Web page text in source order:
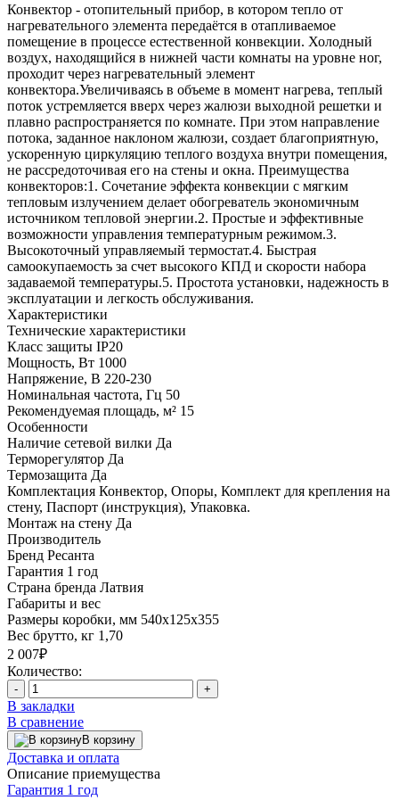
Конвектор - отопительный прибор, в котором тепло от
нагревательного элемента передаётся в отапливаемое
помещение в процессе естественной конвекции. Холодный
воздух, находящийся в нижней части комнаты на уровне ног,
проходит через нагревательный элемент
конвектора.Увеличиваясь в объеме в момент нагрева, теплый
поток устремляется вверх через жалюзи выходной решетки и
плавно распространяется по комнате. При этом направление
потока, заданное наклоном жалюзи, создает благоприятную,
ускоренную циркуляцию теплого воздуха внутри помещения,
не рассредоточивая его на стены и окна. Преимущества
конвекторов:1. Сочетание эффекта конвекции с мягким
тепловым излучением делает обогреватель экономичным
источником тепловой энергии.2. Простые и эффективные
возможности управления температурным режимом.3.
Высокоточный управляемый термостат.4. Быстрая
самоокупаемость за счет высокого КПД и скорости набора
задаваемой температуры.5. Простота установки, надежность в
эксплуатации и легкость обслуживания.
Характеристики
Технические характеристики
Класс защиты IP20
Мощность, Вт 1000
Напряжение, В 220-230
Номинальная частота, Гц 50
Рекомендуемая площадь, м² 15
Особенности
Наличие сетевой вилки Да
Терморегулятор Да
Термозащита Да
Комплектация Конвектор, Опоры, Комплект для крепления на
стену, Паспорт (инструкция), Упаковка.
Монтаж на стену Да
Производитель
Бренд Ресанта
Гарантия 1 год
Страна бренда Латвия
Габариты и вес
Размеры коробки, мм 540x125x355
Вес брутто, кг 1,70
2 007₽
Количество:
- +
В закладки
В сравнение
В корзину
Доставка и оплата
Описание приемущества
Гарантия 1 год